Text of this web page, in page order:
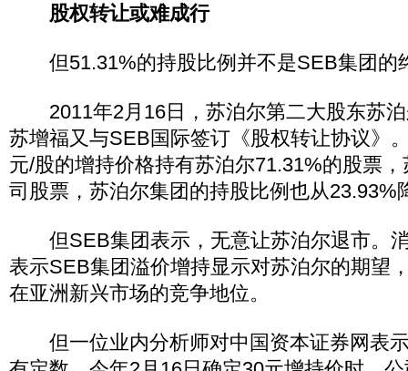
股权转让或难成行
但51.31%的持股比例并不是SEB集团的
2011年2月16日，苏泊尔第二大股东苏泊
苏增福又与SEB国际签订《股权转让协议》
元/股的增持价格持有苏泊尔71.31%的股票
司股票，苏泊尔集团的持股比例也从23.93%
但SEB集团表示，无意让苏泊尔退市。
表示SEB集团溢价增持显示对苏泊尔的期望
在亚洲新兴市场的竞争地位。
但一位业内分析师对中国资本证券网表示